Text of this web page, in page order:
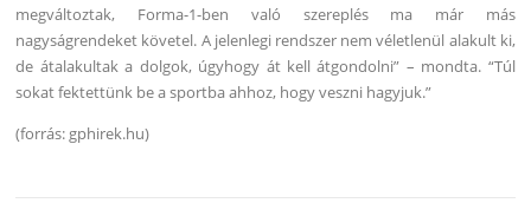
megváltoztak, Forma-1-ben való szereplés ma már más
nagyságrendeket követel. A jelenlegi rendszer nem véletlenül alakult ki,
de átalakultak a dolgok, úgyhogy át kell átgondolni” – mondta. “Túl
sokat fektettünk be a sportba ahhoz, hogy veszni hagyjuk.”
(forrás: gphirek.hu)